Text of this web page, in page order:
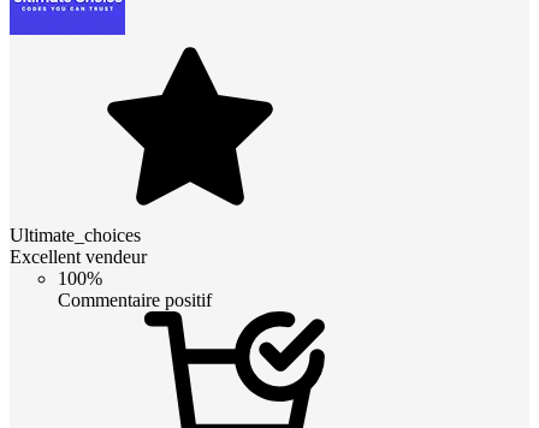
Ultimate_choices
Excellent vendeur
100%
Commentaire positif